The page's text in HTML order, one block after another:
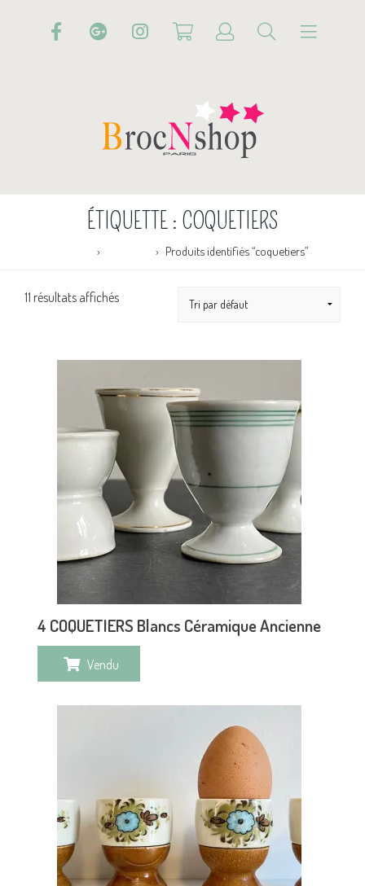
ÉTIQUETTE : COQUETIERS
Produits identifiés “coquetiers”
11 résultats affichés
4 COQUETIERS Blancs Céramique Ancienne
Vendu